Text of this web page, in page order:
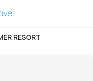
RESORT